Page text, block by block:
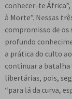
conhecer-te África”,
à Morte”. Nessas
compromisso de
profundo
a prática do culto
continuar a batalha
libertárias, pois,
“para lá da curva,